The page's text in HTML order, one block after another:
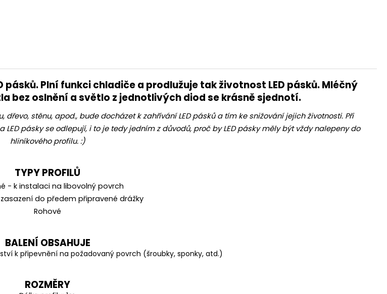
Plní funkci chladiče a prodlužuje tak životnost LED pásků. Mléčný
bez oslnění a světlo z jednotlivých diod se krásně sjednotí.
stěnu, apod., bude docházet k zahřívání LED pásků a tím ke snižování jejich životnosti. Při
pásky se odlepují, i to je tedy jedním z důvodů, proč by LED pásky měly být vždy nalepeny do
hliníkového profilu. :)
TYPY PROFILŮ
- k instalaci na libovolný povrch
do předem připravené drážky
Rohové
BALENÍ OBSAHUJE
k připevnění na požadovaný povrch (šroubky, sponky, atd.)
ROZMĚRY